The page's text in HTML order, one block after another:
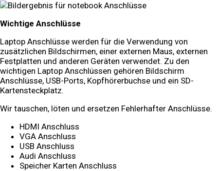
Wichtige Anschlüsse
Laptop Anschlüsse werden für die Verwendung von
zusätzlichen Bildschirmen, einer externen Maus, externen
Festplatten und anderen Geräten verwendet. Zu den
wichtigen Laptop Anschlüssen gehören Bildschirm
Anschlüsse, USB-Ports, Kopfhörerbuchse und ein SD-
Kartensteckplatz.
Wir tauschen, löten und ersetzen Fehlerhafter Anschlüsse.
HDMI Anschluss
VGA Anschluss
USB Anschluss
Audi Anschluss
Speicher Karten Anschluss